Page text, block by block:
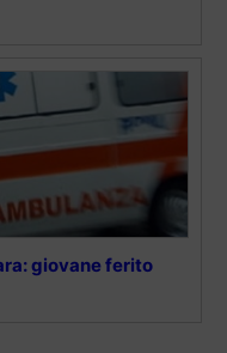
giovane ferito